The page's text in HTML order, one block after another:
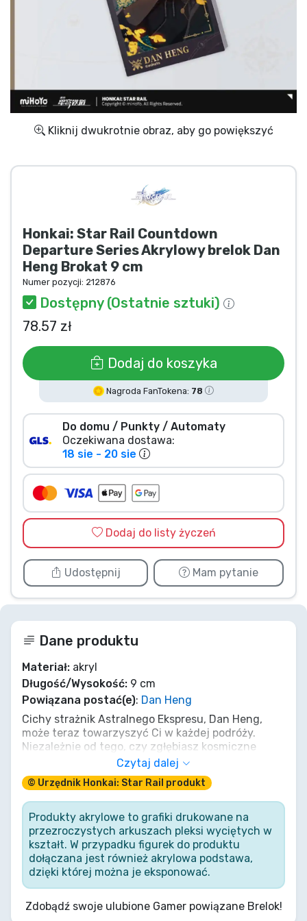
Kliknij dwukrotnie obraz, aby go powiększyć
Honkai: Star Rail Countdown
Departure Series Akrylowy brelok Dan
Heng Brokat 9 cm
Numer pozycji: 212876
Dostępny (Ostatnie sztuki)
78.57 zł
Dodaj do koszyka
Nagroda FanTokena: 78
Do domu / Punkty / Automaty
Oczekiwana dostawa:
18 sie - 20 sie
Dodaj do listy życzeń
Udostępnij Mam pytanie
Dane produktu
Materiał: akryl
Długość/Wysokość: 9 cm
Powiązana postać(e): Dan Heng
Cichy strażnik Astralnego Ekspresu, Dan Heng,
może teraz towarzyszyć Ci w każdej podróży.
Niezależnie od tego, czy zgłębiasz kosmiczne
tajemnice, czy mierzysz się z echami przeszłości,
niech ten lśniący akrylowy brelok przypomina o
spokojnej sile i dążeniu do wiedzy. To więcej niż
strażnik kluczy – to cichy kompan Twojej własnej
gwiezdnej odysei. Uczyń go częścią swoich kronik.
Czytaj dalej
© Urzędnik Honkai: Star Rail produkt
Produkty akrylowe to grafiki drukowane na
przezroczystych arkuszach pleksi wyciętych w
kształt. W przypadku figurek do produktu
dołączana jest również akrylowa podstawa,
dzięki której można je eksponować.
Zdobądź swoje ulubione Gamer powiązane Brelok!
Wysyłka i płatność
Rzeczy seryjne
Rzeczy filmowe
Wspaniałe rzeczy
Rzeczy z anime
Rzeczy dla graczy
Rzeczy sportowe
Rzeczy muzyczne
Typy produktów